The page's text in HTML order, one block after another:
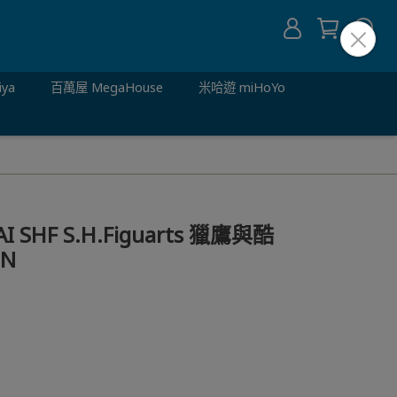
百萬屋 MegaHouse 米哈遊 miHoYo
SHF S.H.Figuarts 獵鷹與酷